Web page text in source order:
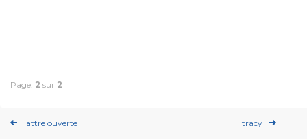
Page: 2 sur 2
lattre ouverte tracy